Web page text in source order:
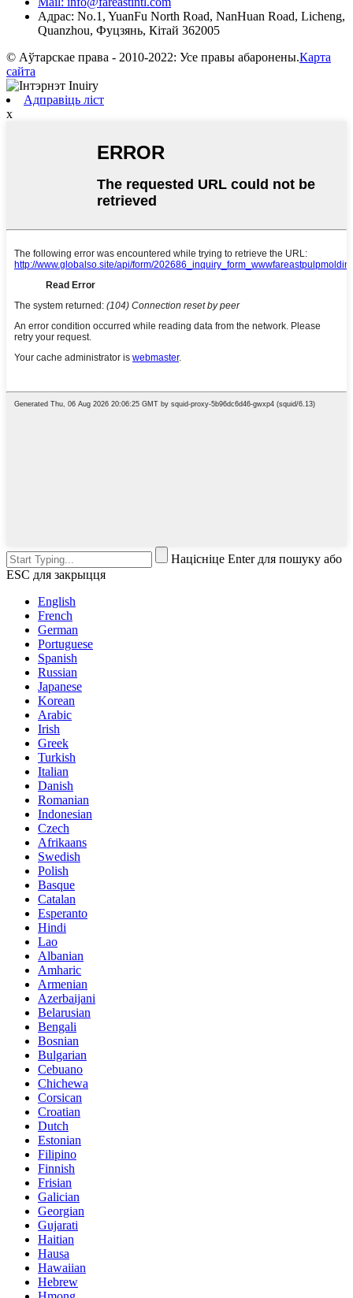
Адрас: No.1, YuanFu North Road, NanHuan Road, Licheng,
Quanzhou, Фуцзянь, Кітай 362005
© Аўтарскае права - 2010-2022: Усе правы абаронены.Карта
сайта
Адправіць ліст
x
Націсніце Enter для пошуку або
ESC для закрыцця
English
French
German
Portuguese
Spanish
Russian
Japanese
Korean
Arabic
Irish
Greek
Turkish
Italian
Danish
Romanian
Indonesian
Czech
Afrikaans
Swedish
Polish
Basque
Catalan
Esperanto
Hindi
Lao
Albanian
Amharic
Armenian
Azerbaijani
Belarusian
Bengali
Bosnian
Bulgarian
Cebuano
Chichewa
Corsican
Croatian
Dutch
Estonian
Filipino
Finnish
Frisian
Galician
Georgian
Gujarati
Haitian
Hausa
Hawaiian
Hebrew